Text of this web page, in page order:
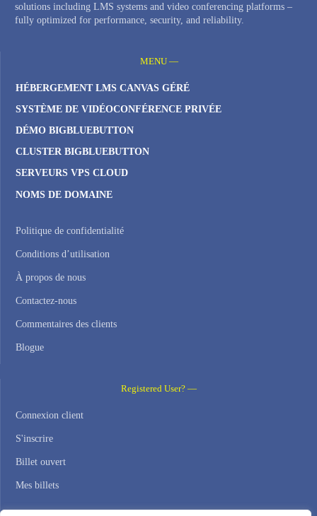
solutions including LMS systems and video conferencing platforms –
fully optimized for performance, security, and reliability.
MENU —
HÉBERGEMENT LMS CANVAS GÉRÉ
SYSTÈME DE VIDÉOCONFÉRENCE PRIVÉE
DÉMO BIGBLUEBUTTON
CLUSTER BIGBLUEBUTTON
SERVEURS VPS CLOUD
NOMS DE DOMAINE
Politique de confidentialité
Conditions d’utilisation
À propos de nous
Contactez-nous
Commentaires des clients
Blogue
Registered User? —
Connexion client
S'inscrire
Billet ouvert
Mes billets